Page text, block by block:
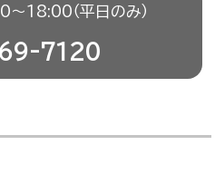
18:00（平日のみ）
7120